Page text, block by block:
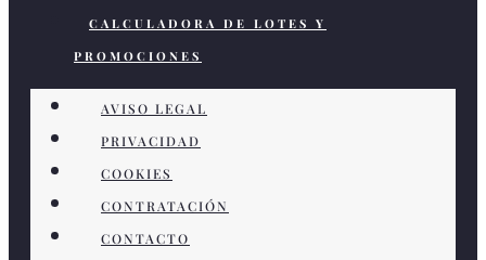
CALCULADORA DE LOTES Y
PROMOCIONES
AVISO LEGAL
PRIVACIDAD
COOKIES
CONTRATACIÓN
CONTACTO